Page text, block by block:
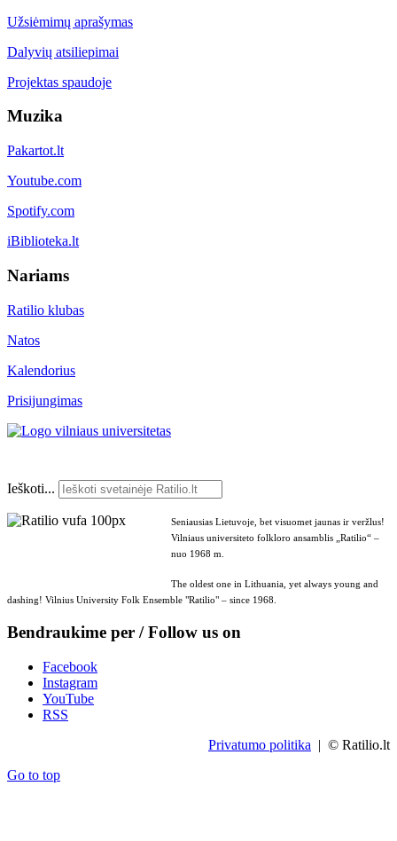
Užsiėmimų aprašymas
Dalyvių atsiliepimai
Projektas spaudoje
Muzika
Pakartot.lt
Youtube.com
Spotify.com
iBiblioteka.lt
Nariams
Ratilio klubas
Natos
Kalendorius
Prisijungimas
Ieškoti...
Seniausias Lietuvoje, bet visuomet jaunas ir veržlus!
Vilniaus universiteto folkloro ansamblis „Ratilio“ –
nuo 1968 m.
The oldest one in Lithuania, yet always young and
dashing! Vilnius University Folk Ensemble "Ratilio" – since 1968.
Bendraukime per / Follow us on
Facebook
Instagram
YouTube
RSS
Privatumo politika | © Ratilio.lt
Go to top